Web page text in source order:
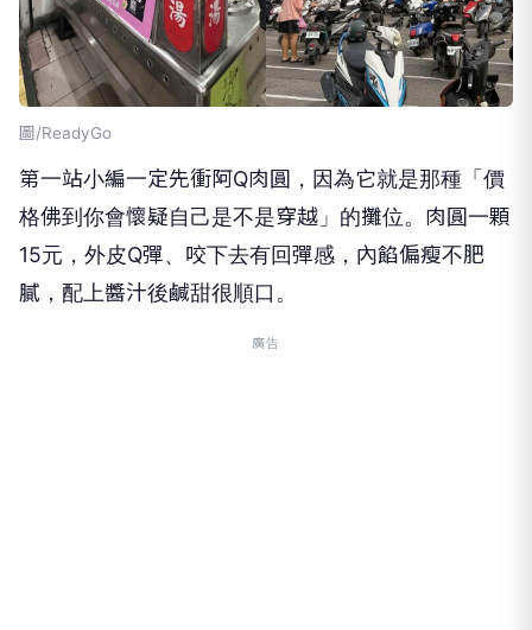
圖/ReadyGo
第一站小編一定先衝阿Q肉圓，因為它就是那種「價
格佛到你會懷疑自己是不是穿越」的攤位。肉圓一顆
15元，外皮Q彈、咬下去有回彈感，內餡偏瘦不肥
膩，配上醬汁後鹹甜很順口。
廣告